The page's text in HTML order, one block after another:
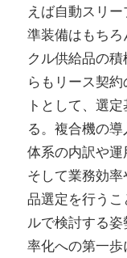
えば自動スリ
準装備はもち
クル供給品の
らもリース契
トとして、選
る。複合機の
体系の内訳や運
そして業務効
品選定を行う
ルで検討する
率化への第一歩